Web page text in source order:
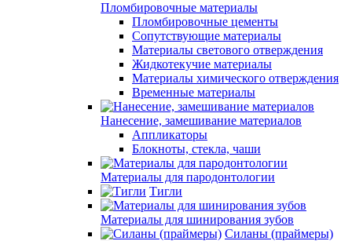
Пломбировочные материалы
Пломбировочные цементы
Сопутствующие материалы
Материалы светового отверждения
Жидкотекучие материалы
Материалы химического отверждения
Временные материалы
Нанесение, замешивание материалов
Аппликаторы
Блокноты, стекла, чаши
Материалы для пародонтологии
Тигли
Материалы для шинирования зубов
Силаны (праймеры)